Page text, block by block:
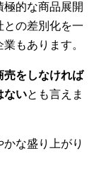
的な商品展開
との差別化を一
もあります。
売をしなければ
ないとも言えま
な盛り上がり